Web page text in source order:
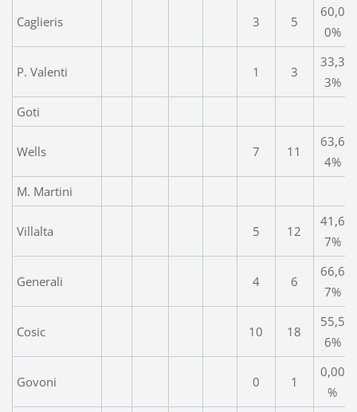
Caglieris 3 5
60,0
0%
P. Valenti 1 3
33,3
3%
Goti
Wells 7 11
63,6
4%
M. Martini
Villalta 5 12
41,6
7%
Generali 4 6
66,6
7%
Cosic 10 18
55,5
6%
Govoni 0 1
0,00
%